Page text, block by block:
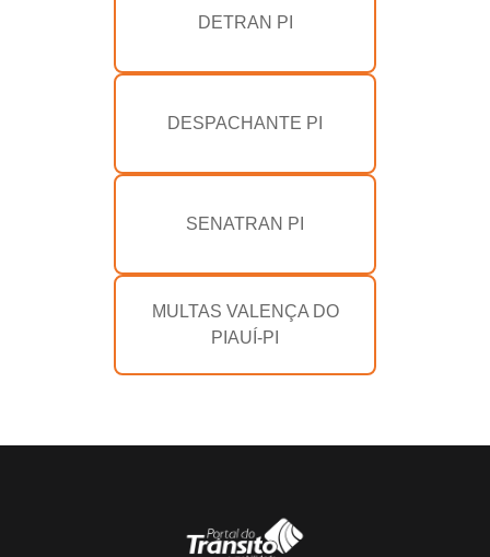
DETRAN PI
DESPACHANTE PI
SENATRAN PI
MULTAS VALENÇA DO
PIAUÍ-PI